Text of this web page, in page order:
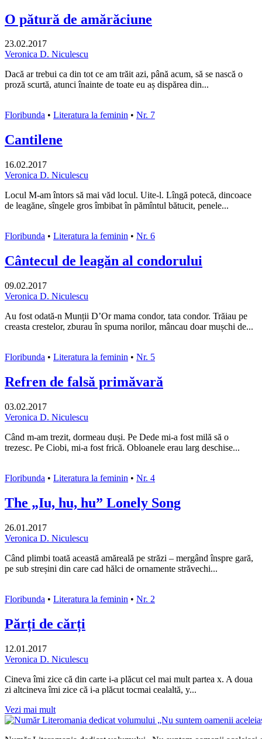
O pătură de amărăciune
23.02.2017
Veronica D. Niculescu
Dacă ar trebui ca din tot ce am trăit azi, până acum, să se nască o
proză scurtă, atunci înainte de toate eu aș dispărea din...
Floribunda • Literatura la feminin • Nr. 7
Cantilene
16.02.2017
Veronica D. Niculescu
Locul M-am întors să mai văd locul. Uite-l. Lîngă potecă, dincoace
de leagăne, sîngele gros îmbibat în pămîntul bătucit, penele...
Floribunda • Literatura la feminin • Nr. 6
Cântecul de leagăn al condorului
09.02.2017
Veronica D. Niculescu
Au fost odată-n Munții D’Or mama condor, tata condor. Trăiau pe
creasta crestelor, zburau în spuma norilor, mâncau doar mușchi de...
Floribunda • Literatura la feminin • Nr. 5
Refren de falsă primăvară
03.02.2017
Veronica D. Niculescu
Când m-am trezit, dormeau duși. Pe Dede mi-a fost milă să o
trezesc. Pe Ciobi, mi-a fost frică. Obloanele erau larg deschise...
Floribunda • Literatura la feminin • Nr. 4
The „Iu, hu, hu” Lonely Song
26.01.2017
Veronica D. Niculescu
Când plimbi toată această amăreală pe străzi – mergând înspre gară,
pe sub streșini din care cad hălci de ornamente străvechi...
Floribunda • Literatura la feminin • Nr. 2
Părți de cărți
12.01.2017
Veronica D. Niculescu
Cineva îmi zice că din carte i-a plăcut cel mai mult partea x. A doua
zi altcineva îmi zice că i-a plăcut tocmai cealaltă, y...
Vezi mai mult